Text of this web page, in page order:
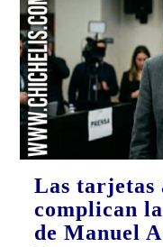
Las tarjetas
complican
de Manuel